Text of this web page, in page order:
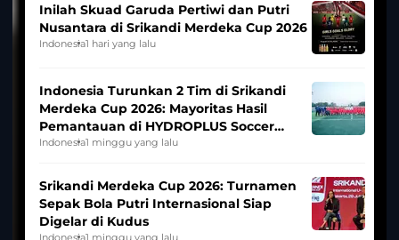
Inilah Skuad Garuda Pertiwi dan Putri
Nusantara di Srikandi Merdeka Cup 2026
Indonesia1 hari yang lalu
Indonesia Turunkan 2 Tim di Srikandi
Merdeka Cup 2026: Mayoritas Hasil
Pemantauan di HYDROPLUS Soccer
League
Indonesia1 minggu yang lalu
Srikandi Merdeka Cup 2026: Turnamen
Sepak Bola Putri Internasional Siap
Digelar di Kudus
Indonesia1 minggu yang lalu